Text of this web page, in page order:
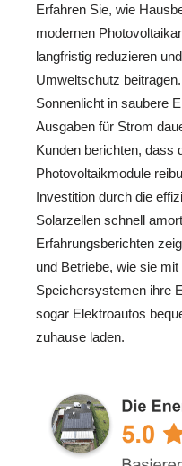
Erfahren Sie, wie
modernen
langfristig reduzieren
Umweltschutz
Sonnenlicht in saubere
Ausgaben für Strom
Kunden berichten, dass
Photovoltaikmodule
Investition durch die
Solarzellen schnell
Erfahrungsberichten
und Betriebe, wie sie
Speichersystemen ihre
sogar Elektroautos
zuhause laden.